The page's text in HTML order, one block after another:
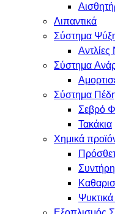
Λιπαντικά
Σύστημα
Σύστημα
Σύστημα
Σεβρό
Τακάκια
Χημικά